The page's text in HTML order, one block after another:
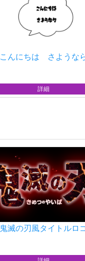
こんにちは さような
詳細
鬼滅の刃風タイトルロ